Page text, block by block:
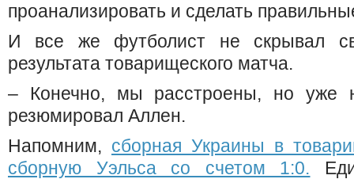
проанализировать и сделать
И все же футболист не скрывал
результата товарищеского матча.
– Конечно, мы расстроены, но уже
резюмировал Аллен.
Напомним, сборная Украины в
сборную Уэльса со счетом 1:0.